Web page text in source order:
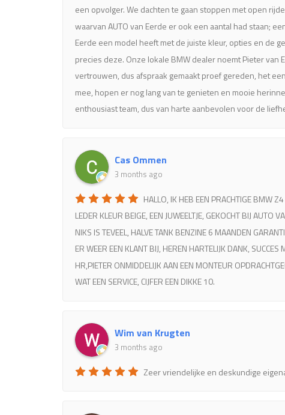
een opvolger. We dachten te gaan stoppen met open
waarvan AUTO van Eerde er ook een aantal had staan;
Eerde een model heeft met de juiste kleur, opties en de
precies deze. Onze lokale BMW dealer noemt Pieter
vertrouwen, dus afspraak gemaakt proef gereden, het
mee, hopen er nog lang van te genieten en mooie
enthousiast team, dus van harte aanbevolen voor de
Cas Ommen
3 months ago
HALLO, IK HEB EEN PRACHTIGE BMW
LEDER KLEUR BEIGE, EEN JUWEELTJE, GEKOCHT BIJ
NIKS IS TEVEEL, HALVE TANK BENZINE 6 MAANDEN
ER WEER EEN KLANT BIJ, HEREN HARTELIJK DANK,
HR,PIETER ONMIDDELIJK AAN EEN MONTEUR
WAT EEN SERVICE, CIJFER EEN DIKKE 10.
Wim van Krugten
3 months ago
Zeer vriendelijke en deskundige